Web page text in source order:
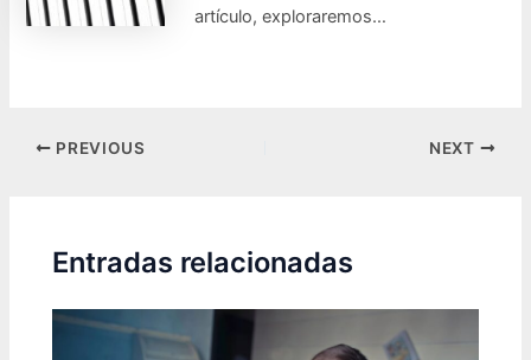
artículo, exploraremos…
Post
PREVIOUS NEXT
Entradas relacionadas